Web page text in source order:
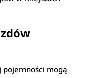
mogą